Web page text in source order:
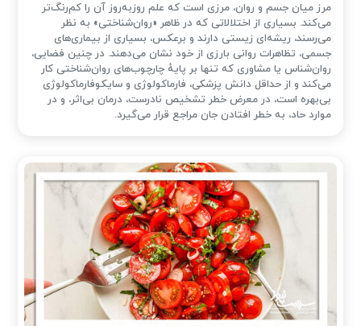
مرز میان جسم و روان، مرزی است که علم روزبه‌روز آن را کم‌رنگ‌تر
می‌کند. بسیاری از اختلالاتی که در ظاهر «روان‌شناختی» به نظر
می‌رسند، ریشه‌ای زیستی دارند و برعکس، بسیاری از بیماری‌های
جسمی، تظاهرات روانی بارزی از خود نشان می‌دهند. در چنین فضایی،
روان‌شناس یا مشاوری که تنها بر پایهٔ چارچوب‌های روان‌شناختی کار
می‌کند و از حداقل دانش پزشکی، فارماکولوژی و سایکوفارماکولوژی
بی‌بهره است، در معرض خطر تشخیص نادرست، درمان بی‌اثر، و در
موارد حاد، به خطر افتادن جان مراجع قرار می‌گیرد.